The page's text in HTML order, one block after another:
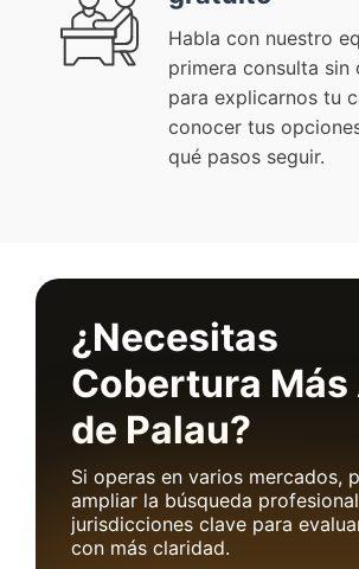
Habla con nuestro
primera consulta sin
para explicarnos tu
conocer tus
qué pasos seguir.
¿Necesitas
Cobertura Más
de Palau?
Si operas en varios mercados,
ampliar la búsqueda
jurisdicciones clave para
con más claridad.